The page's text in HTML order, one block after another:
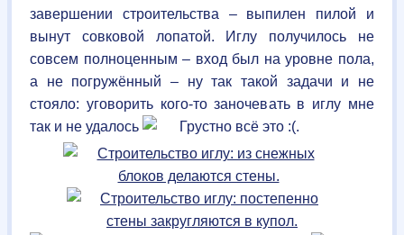
завершении строительства – выпилен пилой и
вынут совковой лопатой. Иглу получилось не
совсем полноценным – вход был на уровне пола,
а не погружённый – ну так такой задачи и не
стояло: уговорить кого-то заночевать в иглу мне
так и не удалось
.